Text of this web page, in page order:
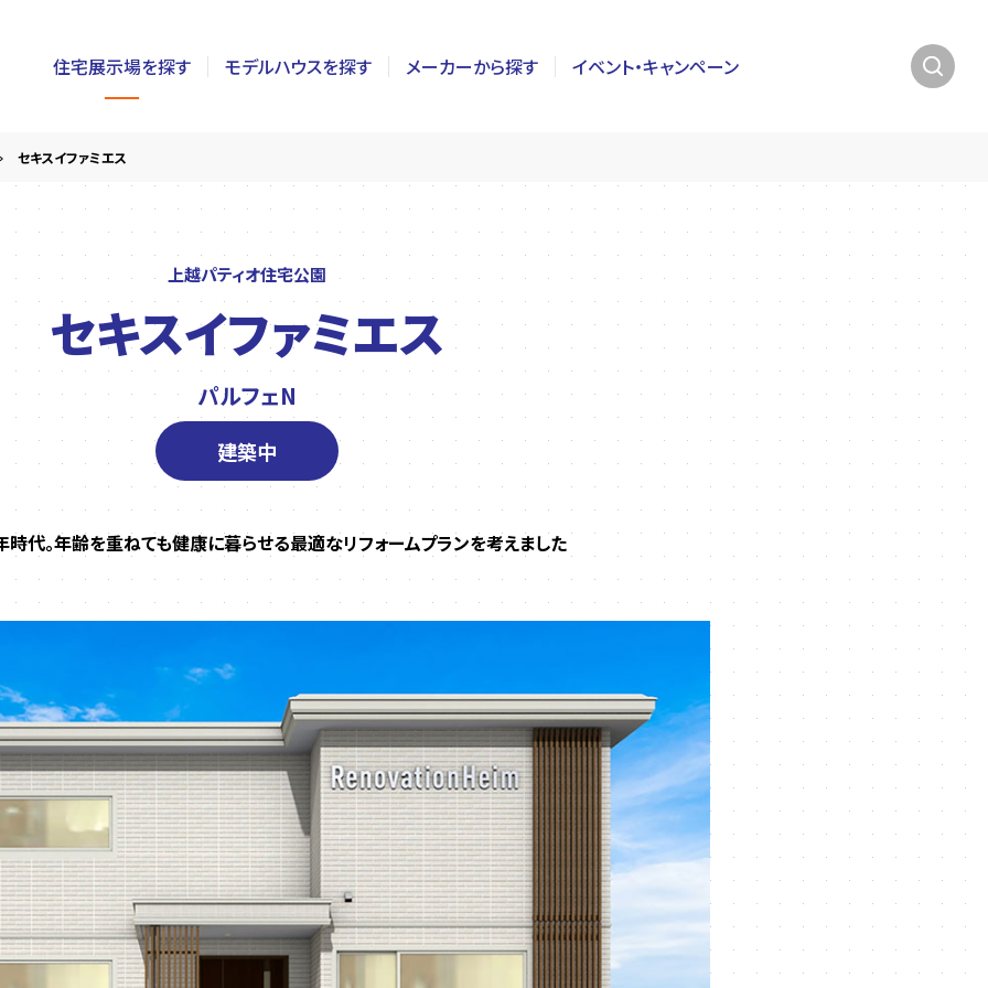
住宅展示場を探す
東京
神奈川
埼玉
栃木
群馬
山梨
静岡
富山
モデルハウスを探す メーカーから探す イベント・キャンペーン
セキスイファミエス
上越パティオ住宅公園
セキスイファミエス
パルフェN
建築中
代。年齢を重ねても健康に暮らせる最適なリフォームプランを考えました